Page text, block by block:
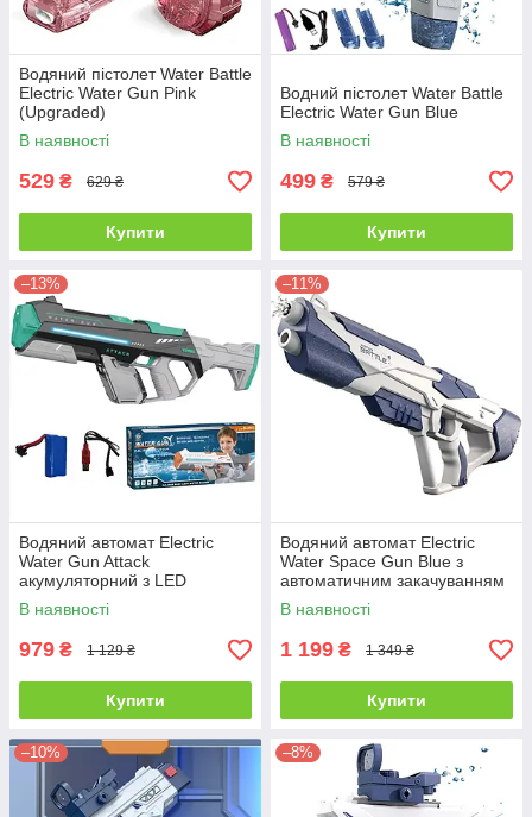
Водяний пістолет Water Battle
Electric Water Gun Pink
(Upgraded)
В наявності
529 ₴ 629 ₴
Купити
Водний пістолет Water Battle
Electric Water Gun Blue
В наявності
499 ₴ 579 ₴
Купити
–13%
Водяний автомат Electric
Water Gun Attack
акумуляторний з LED
підсвіткою (електричний і
ручний режим)
В наявності
979 ₴ 1 129 ₴
Купити
–11%
Водяний автомат Electric
Water Space Gun Blue з
автоматичним закачуванням
води
В наявності
1 199 ₴ 1 349 ₴
Купити
–10% –8%